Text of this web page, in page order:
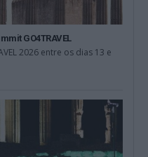
GO4TRAVEL
2026 entre os dias 13 e